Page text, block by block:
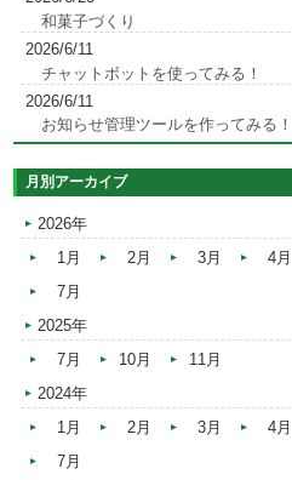
和菓子づくり
2026/6/11
チャットボットを使ってみる！
2026/6/11
お知らせ管理ツールを作ってみる！
月別アーカイブ
2026年
1月
2月 3月 4月
7月
2025年
7月
10月
11月
2024年
1月
2月 3月 4月
7月